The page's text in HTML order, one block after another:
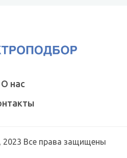
О нас
2023 Все права защищены